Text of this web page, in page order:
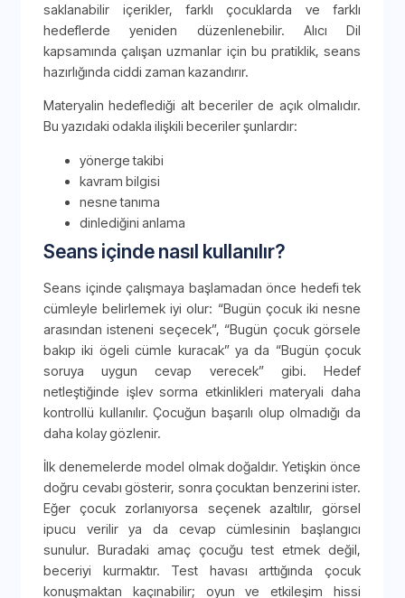
saklanabilir içerikler, farklı çocuklarda ve farklı
hedeflerde yeniden düzenlenebilir. Alıcı Dil
kapsamında çalışan uzmanlar için bu pratiklik, seans
hazırlığında ciddi zaman kazandırır.
Materyalin hedeflediği alt beceriler de açık olmalıdır.
Bu yazıdaki odakla ilişkili beceriler şunlardır:
yönerge takibi
kavram bilgisi
nesne tanıma
dinlediğini anlama
Seans içinde nasıl kullanılır?
Seans içinde çalışmaya başlamadan önce hedefi tek
cümleyle belirlemek iyi olur: “Bugün çocuk iki nesne
arasından isteneni seçecek”, “Bugün çocuk görsele
bakıp iki ögeli cümle kuracak” ya da “Bugün çocuk
soruya uygun cevap verecek” gibi. Hedef
netleştiğinde işlev sorma etkinlikleri materyali daha
kontrollü kullanılır. Çocuğun başarılı olup olmadığı da
daha kolay gözlenir.
İlk denemelerde model olmak doğaldır. Yetişkin önce
doğru cevabı gösterir, sonra çocuktan benzerini ister.
Eğer çocuk zorlanıyorsa seçenek azaltılır, görsel
ipucu verilir ya da cevap cümlesinin başlangıcı
sunulur. Buradaki amaç çocuğu test etmek değil,
beceriyi kurmaktır. Test havası arttığında çocuk
konuşmaktan kaçınabilir; oyun ve etkileşim hissi